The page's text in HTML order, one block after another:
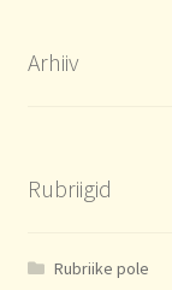
Arhiiv
Rubriigid
Rubriike pole